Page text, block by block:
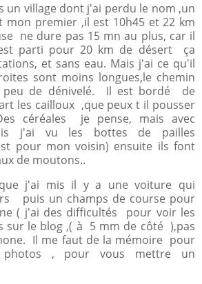
un village dont j'ai perdu le nom ,un
premier ,il est 10h45 et 22 km
ne dure pas 15 mn au plus, car il
parti pour 20 km de désert ça
et sans eau. Mais j'ai ce qu'il
sont moins longues,le chemin
peu de dénivelé. Il est bordé de
les cailloux ,que peux t il pousser
céréales je pense, mais avec
j'ai vu les bottes de pailles
pour mon voisin) ensuite ils font
de moutons..
j'ai mis il y a une voiture qui
puis un champs de course pour
( j'ai des difficultés pour voir les
sur le blog ,( à 5 mm de côté ),pas
Il me faut de la mémoire pour
, pour vous mettre un